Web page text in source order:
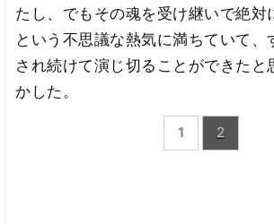
たし、でもその魂を受け継いで絶対
という不思議な熱気に満ちていて、
され続けて演じ切ることができたと
かした。
1 2